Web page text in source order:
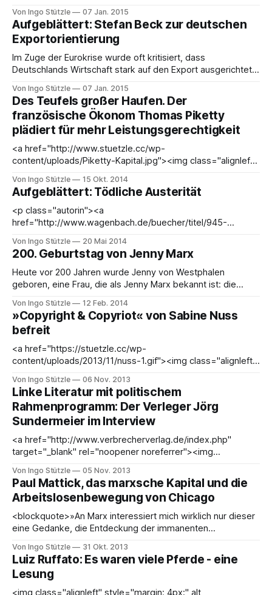
Auto?
source=2&amp;refertype=1&amp;referid=8#prettyPhoto"
target="_blank" rel="noopener noreferrer"><img class=
Von Ingo Stützle 07 Jan. 2015
Aufgeblättert: Stefan Beck zur deutschen
Exportorientierung
Im Zuge der Eurokrise wurde oft kritisiert, dass
Deutschlands Wirtschaft stark auf den Export ausgerichtet
dadurch entstehenden Handelsungleichgewichte, wenn
einige Länder mehr exportieren als importieren, wirken
destabilisierend - vor allem dann, wenn man eine
gemeinsame Währung hat: den Euro. Dass die deutsche
Strategie kein
Von Ingo Stützle 07 Jan. 2015
Des Teufels großer Haufen. Der
französische Ökonom Thomas Piketty
plädiert für mehr Leistungsgerechtigkeit
<a href="http://www.stuetzle.cc/wp-
content/uploads/Piketty-Kapital.jpg"><img class="alignleft
src="http://www.stuetzle.cc/wp-content/uploads/Piketty-
Kapital-191x300.jpg" alt="Piketty-Kapital" width=
Von Ingo Stützle 15 Okt. 2014
Aufgeblättert: Tödliche Austerität
<p class="autorin"><a
href="http://www.wagenbach.de/buecher/titel/945-
rel="noopener noreferrer"><img class="alignleft wp-
image-3653" style="margin: 6px;" src="http://www.
Von Ingo Stützle 20 Mai 2014
200. Geburtstag von Jenny Marx
Heute vor 200 Jahren wurde Jenny von Westphalen
geboren, eine Frau, die als Jenny Marx bekannt ist: die
herauszuholen, wurde immer wieder versucht und ging oft
nach hinten los (was allerdings ausgerechnet die taz nicht
so sieht). Patriarchale Verhältnisse durch
Von Ingo Stützle 12 Feb. 2014
»Copyright & Copyriot« von Sabine Nuss
befreit
<a href="https://stuetzle.cc/wp-
content/uploads/2013/11/nuss-1.gif"><img class="alignleft
src="https://stuetzle.cc/wp-content/uploads/2013/11/nuss-
1.gif&
Von Ingo Stützle 06 Nov. 2013
Linke Literatur mit politischem
Rahmenprogramm: Der Verleger Jörg
Sundermeier im Interview
<a href="http://www.verbrecherverlag.de/index.php"
target="_blank" rel="noopener noreferrer"><img
src="data:image/jpeg;base64,/9j/4AAQSkZJRgABAQAAAQA
BAAD/2wCEAAkGBxMRBhUSEhQUFhQXGBcaFxgYGB8dHBw
ZHxwaHR4aGhwhHCggHB0nHRccIjEtJSkrLjIuHh8zODMsNyg
tLi4BCgoKBQUFDgUFDisZExkrKysrKysrKysrKysrKysrKysrKysr
KysrKysrKysrKysrKysrKysrKysrKysrKysrK//AABEIAKAAoAMBIg
YBAwL/xABDEAABAwIDBQQGBwUHBQAAAAABAAIDBBEFBiEH
EjFBURNhcYEIIjJS
Von Ingo Stützle 05 Nov. 2013
Paul Mattick, das marxsche Kapital und die
Arbeitslosenbewegung von Chicago
<blockquote>»An Marx interessiert mich wirklich nur dieser
eine Gedanke, die Entdeckung der immanenten
Mattick)</blockquote> Der 1904 geborene Paul Mattick
emigrierte 1926 in die USA. Ihm verhalf damals der Kölner
Bürgermeister zum nötigen Kleingeld, Deutschland zu
verlassen - Konrad Adenauer. Mattick
Von Ingo Stützle 31 Okt. 2013
Luiz Ruffato: Es waren viele Pferde - eine
Lesung
<img class="alignleft" style="margin: 4px;" alt